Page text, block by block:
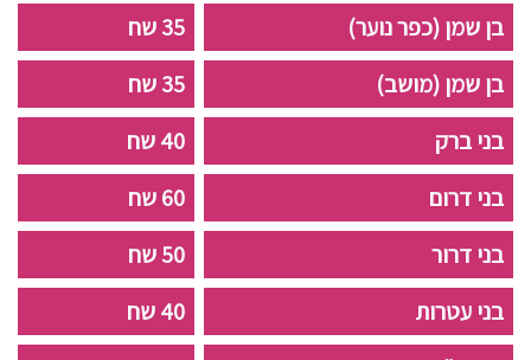
בן שמן (כפר נוער)
35 שח
בן שמן (מושב)
35 שח
בני ברק
40 שח
בני דרום
60 שח
בני דרור
50 שח
בני עטרות
40 שח